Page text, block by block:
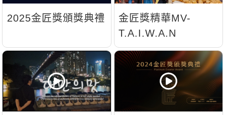
2025金匠獎頒獎典禮
金匠獎精華MV-
T.A.I.W.A.N